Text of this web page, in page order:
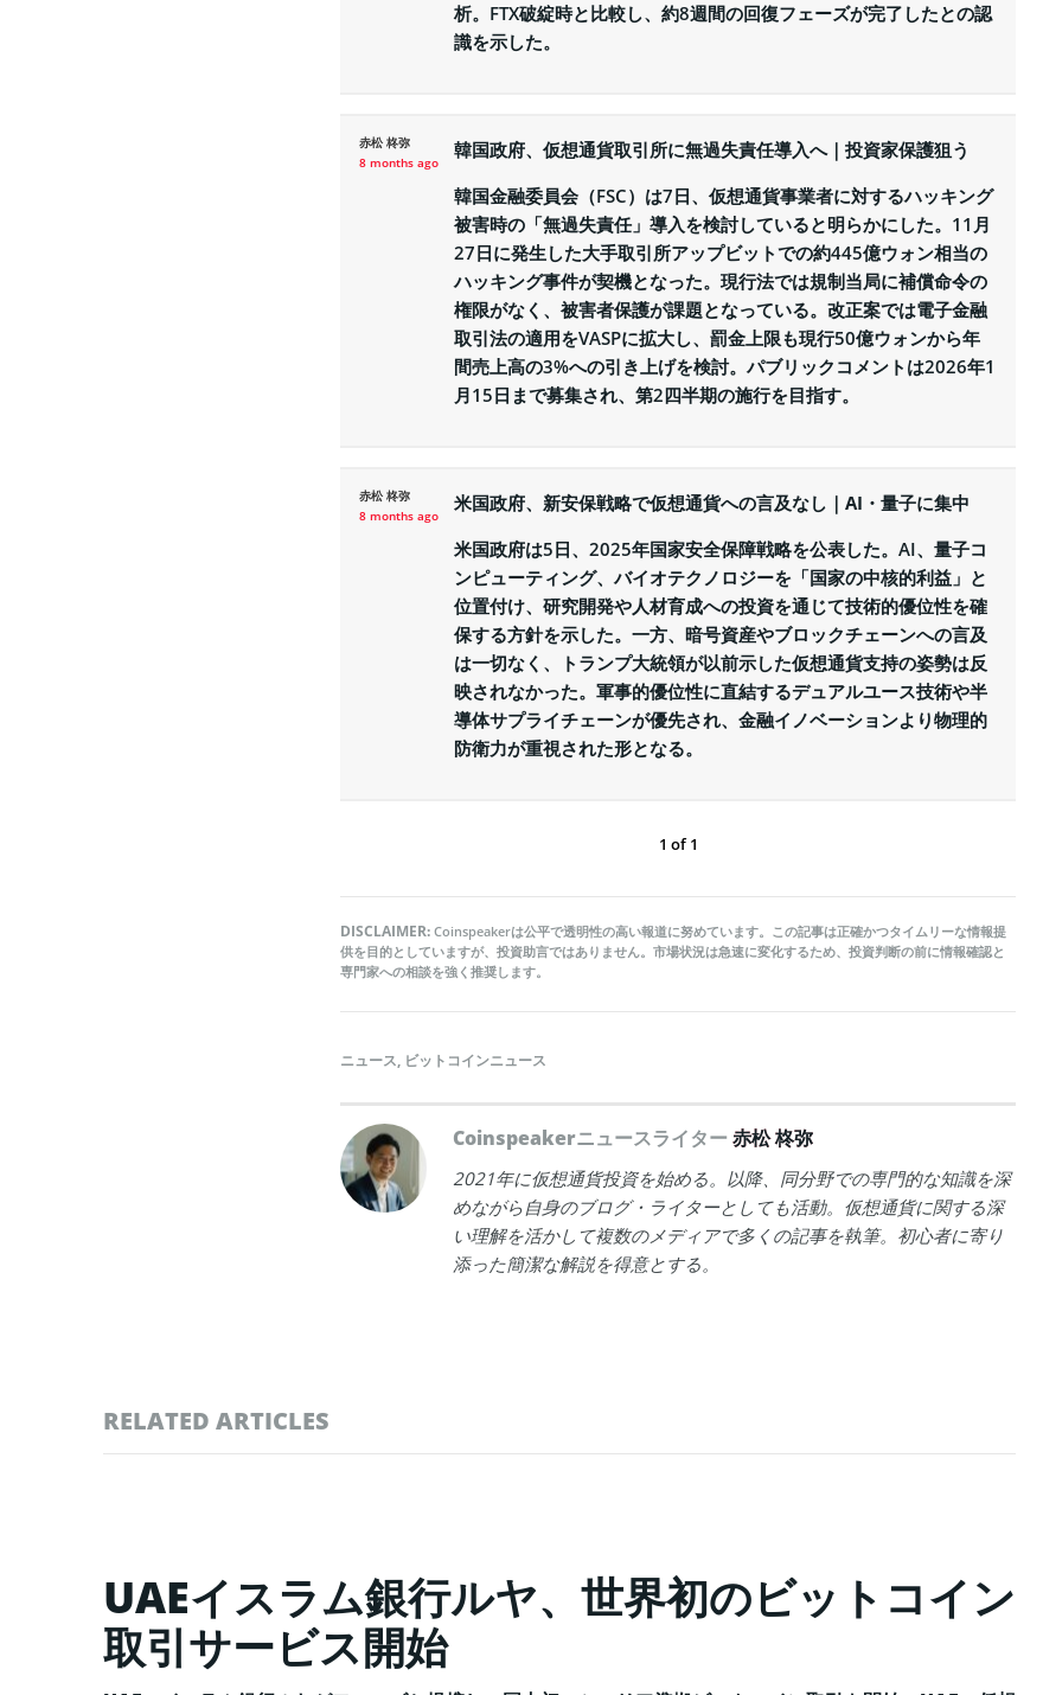
析。FTX破綻時と比較し、約8週間の回復フェーズが完了したとの認
識を示した。
赤松 柊弥
8 months ago
韓国政府、仮想通貨取引所に無過失責任導入へ｜投資家保護狙う
韓国金融委員会（FSC）は7日、仮想通貨事業者に対するハッキング
被害時の「無過失責任」導入を検討していると明らかにした。11月
27日に発生した大手取引所アップビットでの約445億ウォン相当の
ハッキング事件が契機となった。現行法では規制当局に補償命令の
権限がなく、被害者保護が課題となっている。改正案では電子金融
取引法の適用をVASPに拡大し、罰金上限も現行50億ウォンから年
間売上高の3%への引き上げを検討。パブリックコメントは2026年1
月15日まで募集され、第2四半期の施行を目指す。
赤松 柊弥
8 months ago
米国政府、新安保戦略で仮想通貨への言及なし｜AI・量子に集中
米国政府は5日、2025年国家安全保障戦略を公表した。AI、量子コ
ンピューティング、バイオテクノロジーを「国家の中核的利益」と
位置付け、研究開発や人材育成への投資を通じて技術的優位性を確
保する方針を示した。一方、暗号資産やブロックチェーンへの言及
は一切なく、トランプ大統領が以前示した仮想通貨支持の姿勢は反
映されなかった。軍事的優位性に直結するデュアルユース技術や半
導体サプライチェーンが優先され、金融イノベーションより物理的
防衛力が重視された形となる。
1 of1
DISCLAIMER: Coinspeakerは公平で透明性の高い報道に努めています。この記事は正確かつタイムリーな情報提
供を目的としていますが、投資助言ではありません。市場状況は急速に変化するため、投資判断の前に情報確認と
専門家への相談を強く推奨します。
ニュース, ビットコインニュース
Coinspeakerニュースライター赤松 柊弥
2021年に仮想通貨投資を始める。以降、同分野での専門的な知識を深
めながら自身のブログ・ライターとしても活動。仮想通貨に関する深
い理解を活かして複数のメディアで多くの記事を執筆。初心者に寄り
添った簡潔な解説を得意とする。
RELATED ARTICLES
UAEイスラム銀行ルヤ、世界初のビットコイン
取引サービス開始